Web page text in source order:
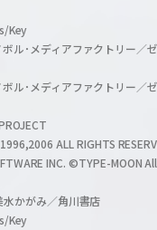
i
l
h
a
n
Key
ル･メディアファクトリー／
ル･メディアファクトリー／
ALL RIGHTS
INC. ©TYPE-MOON
かがみ／角川書店
Key